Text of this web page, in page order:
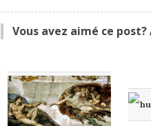
Vous avez aimé ce